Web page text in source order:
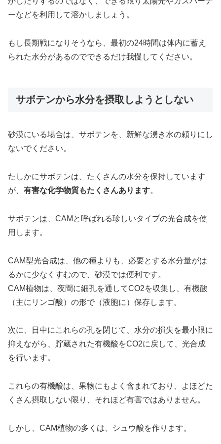
ーなどを利用して溶かしましょう。
もし長期戦になりそうなら、最初の24時間は体内に蓄え
られた水分があるのでできるだけ我慢してください。
サボテンから水分を摂取しようとしない
砂漠にいる場合は、サボテンを、新鮮な湧き水の頼りにし
ないでください。
たしかにサボテンは、たくさんの水分を保持しています
が、 有害な化学物質もたくさんあります。
サボテンは、CAMと呼ばれる珍しいタイプの光合成を使
用します。
CAM型光合成は、他の種よりも、必要とする水分量がは
るかに少なくすむので、砂漠では便利です。
CAM植物は、夜間に細孔を通してCO2を収集し、有機酸
（主にリンゴ酸）の形で（液胞に）保存します。
次に、日中にこれらの孔を閉じて、水分の損失を最小限に
抑えながら、貯蔵された有機酸をCO2に戻して、光合成
を行います。
これらの有機酸は、果物にもよく含まれており、よほどた
くさん摂取しない限り、それほど有害ではありません。
しかし、CAM植物の多くは、シュウ酸を作ります。